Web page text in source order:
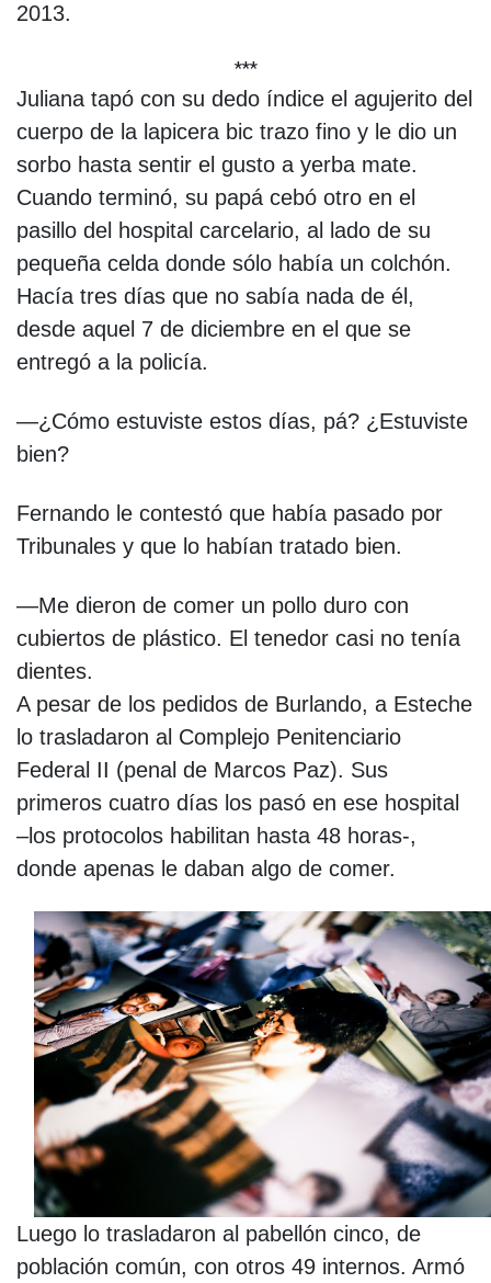
2013.
***
Juliana tapó con su dedo índice el agujerito del
cuerpo de la lapicera bic trazo fino y le dio un
sorbo hasta sentir el gusto a yerba mate.
Cuando terminó, su papá cebó otro en el
pasillo del hospital carcelario, al lado de su
pequeña celda donde sólo había un colchón.
Hacía tres días que no sabía nada de él,
desde aquel 7 de diciembre en el que se
entregó a la policía.
—¿Cómo estuviste estos días, pá? ¿Estuviste
bien?
Fernando le contestó que había pasado por
Tribunales y que lo habían tratado bien.
—Me dieron de comer un pollo duro con
cubiertos de plástico. El tenedor casi no tenía
dientes.
A pesar de los pedidos de Burlando, a Esteche
lo trasladaron al Complejo Penitenciario
Federal II (penal de Marcos Paz). Sus
primeros cuatro días los pasó en ese hospital
–los protocolos habilitan hasta 48 horas-,
donde apenas le daban algo de comer.
Luego lo trasladaron al pabellón cinco, de
población común, con otros 49 internos. Armó